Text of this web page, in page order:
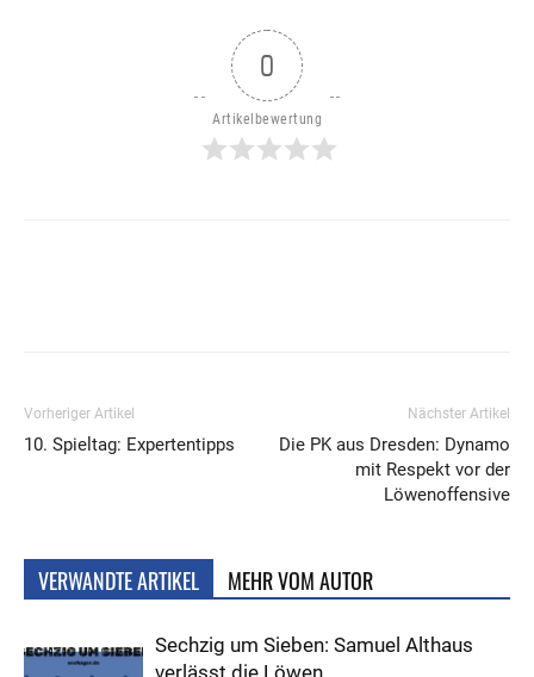
0
Artikelbewertung
Vorheriger Artikel
10. Spieltag: Expertentipps
Nächster Artikel
Die PK aus Dresden: Dynamo
mit Respekt vor der
Löwenoffensive
VERWANDTE ARTIKEL MEHR VOM AUTOR
Sechzig um Sieben: Samuel Althaus
verlässt die Löwen